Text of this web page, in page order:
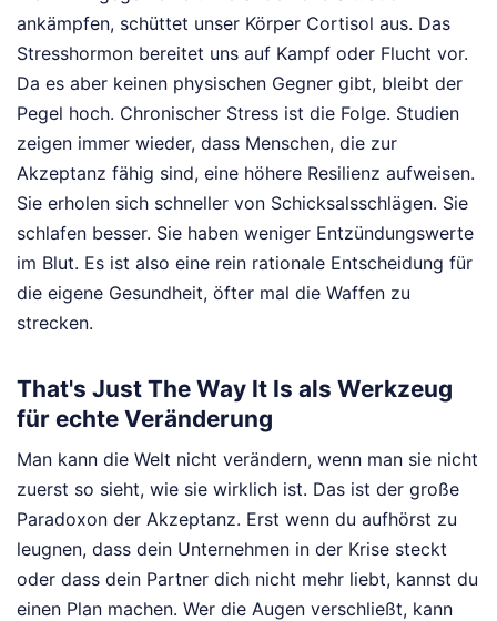
ankämpfen, schüttet unser Körper Cortisol aus. Das
Stresshormon bereitet uns auf Kampf oder Flucht vor.
Da es aber keinen physischen Gegner gibt, bleibt der
Pegel hoch. Chronischer Stress ist die Folge. Studien
zeigen immer wieder, dass Menschen, die zur
Akzeptanz fähig sind, eine höhere Resilienz aufweisen.
Sie erholen sich schneller von Schicksalsschlägen. Sie
schlafen besser. Sie haben weniger Entzündungswerte
im Blut. Es ist also eine rein rationale Entscheidung für
die eigene Gesundheit, öfter mal die Waffen zu
strecken.
That's Just The Way It Is als Werkzeug
für echte Veränderung
Man kann die Welt nicht verändern, wenn man sie nicht
zuerst so sieht, wie sie wirklich ist. Das ist der große
Paradoxon der Akzeptanz. Erst wenn du aufhörst zu
leugnen, dass dein Unternehmen in der Krise steckt
oder dass dein Partner dich nicht mehr liebt, kannst du
einen Plan machen. Wer die Augen verschließt, kann